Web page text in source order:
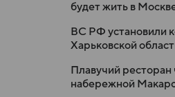
будет жить в
ВС РФ установили
Харьковской
Плавучий ресторан
набережной